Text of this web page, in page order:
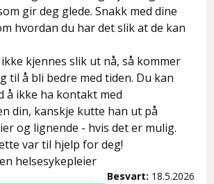
gir deg glede. Snakk med dine
hvordan du har det slik at de kan
kjennes slik ut nå, så kommer
til å bli bedre med tiden. Du kan
å ikke ha kontakt med
din, kanskje kutte han ut på
og lignende - hvis det er mulig.
var til hjelp for deg!
helsesykepleier
Besvart: 18.5.2026